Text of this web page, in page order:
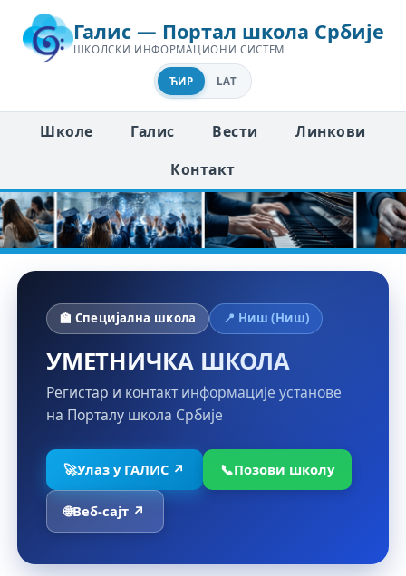
Галис — Портал школа Србије
ШКОЛСКИ ИНФОРМАЦИОНИ СИСТЕМ
ЋИР LAT
Школе Галис Вести
Линкови
Контакт
🏫 Специјална школа 📍 Ниш (Ниш)
УМЕТНИЧКА ШКОЛА
Регистар и контакт информације установе
на Порталу школа Србије
🚀Улаз у ГАЛИС ↗ 📞Позови школу
🌐Веб-сајт ↗